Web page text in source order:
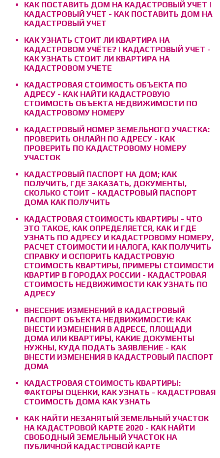
КАК ПОСТАВИТЬ ДОМ НА КАДАСТРОВЫЙ УЧЕТ |
КАДАСТРОВЫЙ УЧЕТ - КАК ПОСТАВИТЬ ДОМ НА
КАДАСТРОВЫЙ УЧЕТ
КАК УЗНАТЬ СТОИТ ЛИ КВАРТИРА НА
КАДАСТРОВОМ УЧЁТЕ? | КАДАСТРОВЫЙ УЧЕТ -
КАК УЗНАТЬ СТОИТ ЛИ КВАРТИРА НА
КАДАСТРОВОМ УЧЕТЕ
КАДАСТРОВАЯ СТОИМОСТЬ ОБЪЕКТА ПО
АДРЕСУ - КАК НАЙТИ КАДАСТРОВУЮ
СТОИМОСТЬ ОБЪЕКТА НЕДВИЖИМОСТИ ПО
КАДАСТРОВОМУ НОМЕРУ
КАДАСТРОВЫЙ НОМЕР ЗЕМЕЛЬНОГО УЧАСТКА:
ПРОВЕРИТЬ ОНЛАЙН ПО АДРЕСУ - КАК
ПРОВЕРИТЬ ПО КАДАСТРОВОМУ НОМЕРУ
УЧАСТОК
КАДАСТРОВЫЙ ПАСПОРТ НА ДОМ; КАК
ПОЛУЧИТЬ, ГДЕ ЗАКАЗАТЬ, ДОКУМЕНТЫ,
СКОЛЬКО СТОИТ - КАДАСТРОВЫЙ ПАСПОРТ
ДОМА КАК ПОЛУЧИТЬ
КАДАСТРОВАЯ СТОИМОСТЬ КВАРТИРЫ - ЧТО
ЭТО ТАКОЕ, КАК ОПРЕДЕЛЯЕТСЯ, КАК И ГДЕ
УЗНАТЬ ПО АДРЕСУ И КАДАСТРОВОМУ НОМЕРУ,
РАСЧЕТ СТОИМОСТИ И НАЛОГА, КАК ПОЛУЧИТЬ
СПРАВКУ И ОСПОРИТЬ КАДАСТРОВУЮ
СТОИМОСТЬ КВАРТИРЫ, ПРИМЕРЫ СТОИМОСТИ
КВАРТИР В ГОРОДАХ РОССИИ - КАДАСТРОВАЯ
СТОИМОСТЬ НЕДВИЖИМОСТИ КАК УЗНАТЬ ПО
АДРЕСУ
ВНЕСЕНИЕ ИЗМЕНЕНИЙ В КАДАСТРОВЫЙ
ПАСПОРТ ОБЪЕКТА НЕДВИЖИМОСТИ: КАК
ВНЕСТИ ИЗМЕНЕНИЯ В АДРЕСЕ, ПЛОЩАДИ
ДОМА ИЛИ КВАРТИРЫ, КАКИЕ ДОКУМЕНТЫ
НУЖНЫ, КУДА ПОДАТЬ ЗАЯВЛЕНИЕ - КАК
ВНЕСТИ ИЗМЕНЕНИЯ В КАДАСТРОВЫЙ ПАСПОРТ
ДОМА
КАДАСТРОВАЯ СТОИМОСТЬ КВАРТИРЫ:
ФАКТОРЫ ОЦЕНКИ, КАК УЗНАТЬ - КАДАСТРОВАЯ
СТОИМОСТЬ ДОМА КАК УЗНАТЬ
КАК НАЙТИ НЕЗАНЯТЫЙ ЗЕМЕЛЬНЫЙ УЧАСТОК
НА КАДАСТРОВОЙ КАРТЕ 2020 - КАК НАЙТИ
СВОБОДНЫЙ ЗЕМЕЛЬНЫЙ УЧАСТОК НА
ПУБЛИЧНОЙ КАДАСТРОВОЙ КАРТЕ